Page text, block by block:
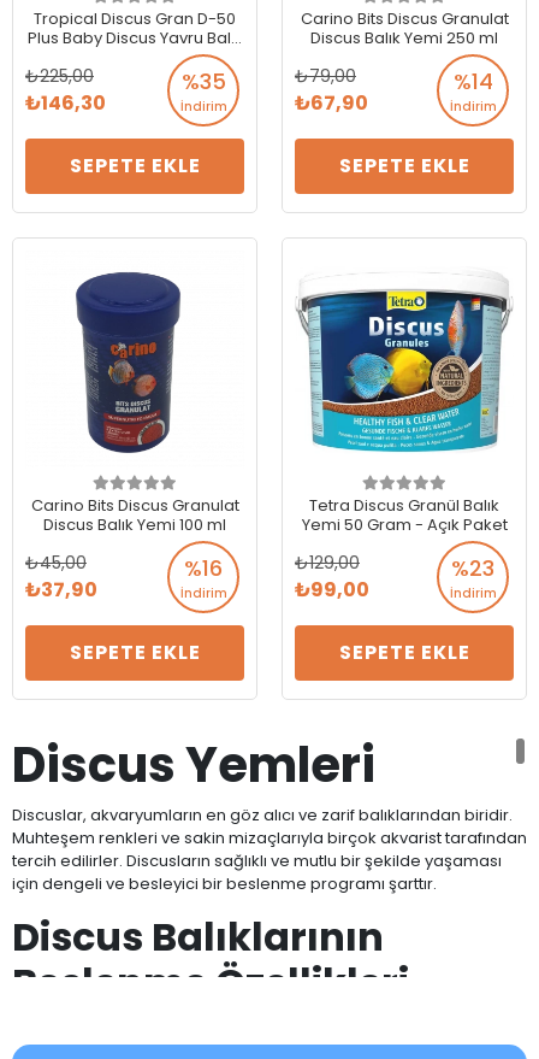
Tropical Discus Gran D-50
Plus Baby Discus Yavru Balık
Yemi 50 Gram - Açık Paket
%35
İndirim
225,00
146,30
SEPETE EKLE
Carino Bits Discus Granulat
Discus Balık Yemi 250 ml
%14
İndirim
79,00
67,90
SEPETE EKLE
Carino Bits Discus Granulat
Discus Balık Yemi 100 ml
%16
İndirim
45,00
37,90
SEPETE EKLE
Tetra Discus Granül Balık
Yemi 50 Gram - Açık Paket
%23
İndirim
129,00
99,00
SEPETE EKLE
Discus Yemleri
Discuslar, akvaryumların en göz alıcı ve zarif balıklarından biridir.
Muhteşem renkleri ve sakin mizaçlarıyla birçok akvarist tarafından
tercih edilirler. Discusların sağlıklı ve mutlu bir şekilde yaşaması
için dengeli ve besleyici bir beslenme programı şarttır.
Discus Balıklarının
Beslenme Özellikleri
küçük böcek larvaları, karidesler, zooplankton ve bitkisel